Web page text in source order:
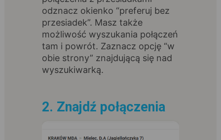
odznacz okienko “preferuj bez
przesiadek”. Masz także
możliwość wyszukania połączeń
tam i powrót. Zaznacz opcję “w
obie strony” znajdującą się nad
wyszukiwarką.
2. Znajdź połączenia